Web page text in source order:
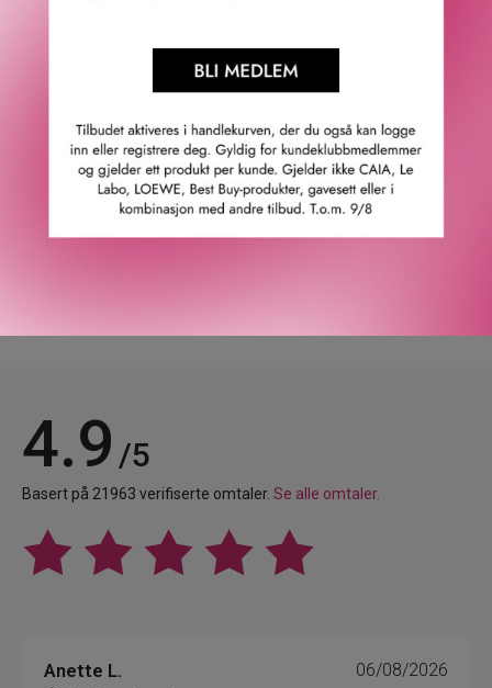
· Bidrar til en sunn hodebunn.
· Forebygger skader og splittede tupper.
GTIN: 3474636920211
Leverandørs artikkelnummer: e3460802
4.9 /5
Basert på 21963 verifiserte omtaler. Se alle omtaler.
Anette L. 06/08/2026